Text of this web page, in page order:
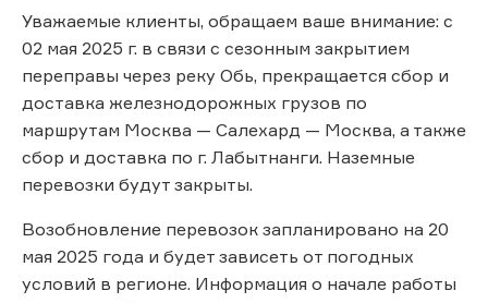
Уважаемые клиенты, обращаем ваше внимание: с
02 мая 2025 г. в связи с сезонным закрытием
переправы через реку Обь, прекращается сбор и
доставка железнодорожных грузов по
маршрутам Москва — Салехард — Москва, а также
сбор и доставка по г. Лабытнанги. Наземные
перевозки будут закрыты.
Возобновление перевозок запланировано на 20
мая 2025 года и будет зависеть от погодных
условий в регионе. Информация о начале работы